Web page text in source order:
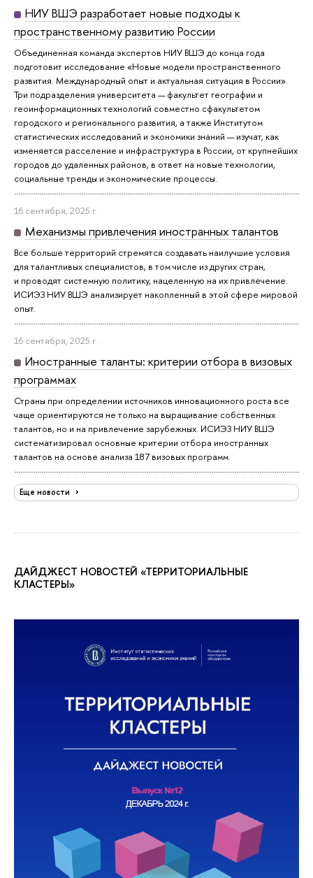
НИУ ВШЭ разработает новые подходы к
пространственному развитию России
Объединенная команда экспертов НИУ ВШЭ до конца года
подготовит исследование «Новые модели пространственного
развития. Международный опыт и актуальная ситуация в России».
Три подразделения университета — факультет географии и
геоинформационных технологий совместно сфакультетом
городского и регионального развития, а также Институтом
статистических исследований и экономики знаний — изучат, как
изменяется расселение и инфраструктура в России, от крупнейших
городов до удаленных районов, в ответ на новые технологии,
социальные тренды и экономические процессы.
16 сентября, 2025 г.
Механизмы привлечения иностранных талантов
Все больше территорий стремятся создавать наилучшие условия
для талантливых специалистов, в том числе из других стран,
и проводят системную политику, нацеленную на их привлечение.
ИСИЭЗ НИУ ВШЭ анализирует накопленный в этой сфере мировой
опыт.
16 сентября, 2025 г.
Иностранные таланты: критерии отбора в визовых
программах
Страны при определении источников инновационного роста все
чаще ориентируются не только на выращивание собственных
талантов, но и на привлечение зарубежных. ИСИЭЗ НИУ ВШЭ
систематизировал основные критерии отбора иностранных
талантов на основе анализа 187 визовых программ.
Еще новости
ДАЙДЖЕСТ НОВОСТЕЙ «ТЕРРИТОРИАЛЬНЫЕ
КЛАСТЕРЫ»